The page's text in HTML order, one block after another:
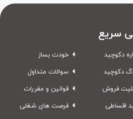
سریع
دکوچید
دکوچید
فروش
اقساطی
خودت بساز
سوالات متداول
قوانین و مقررات
فرصت های شغلی